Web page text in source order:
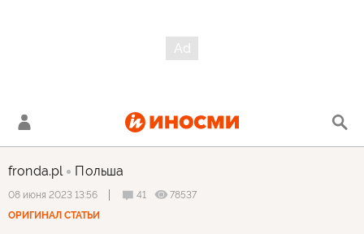
fronda.pl Польша
08 июня 2023 13:56 41
78537
ОРИГИНАЛ СТАТЬИ